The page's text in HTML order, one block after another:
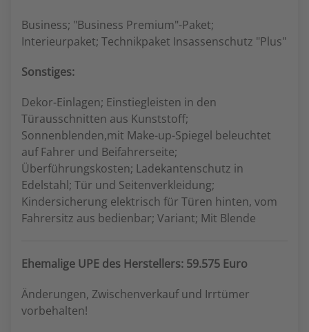
Business; "Business Premium"-Paket;
Interieurpaket; Technikpaket Insassenschutz "Plus"
Sonstiges:
Dekor-Einlagen; Einstiegleisten in den
Türausschnitten aus Kunststoff;
Sonnenblenden,mit Make-up-Spiegel beleuchtet
auf Fahrer und Beifahrerseite;
Überführungskosten; Ladekantenschutz in
Edelstahl; Tür und Seitenverkleidung;
Kindersicherung elektrisch für Türen hinten, vom
Fahrersitz aus bedienbar; Variant; Mit Blende
Ehemalige UPE des Herstellers: 59.575 Euro
Änderungen, Zwischenverkauf und Irrtümer
vorbehalten!